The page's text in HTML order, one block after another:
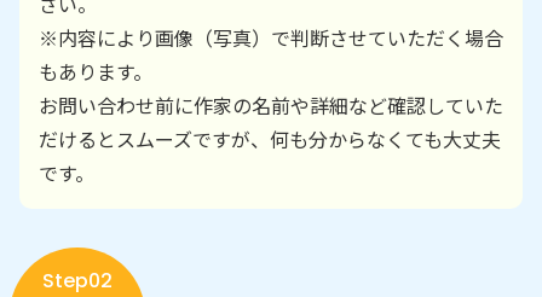
※内容により画像（写真）で判断させていただく場合
もあります。
お問い合わせ前に作家の名前や詳細など確認していた
だけるとスムーズですが、何も分からなくても大丈夫
です。
Step02